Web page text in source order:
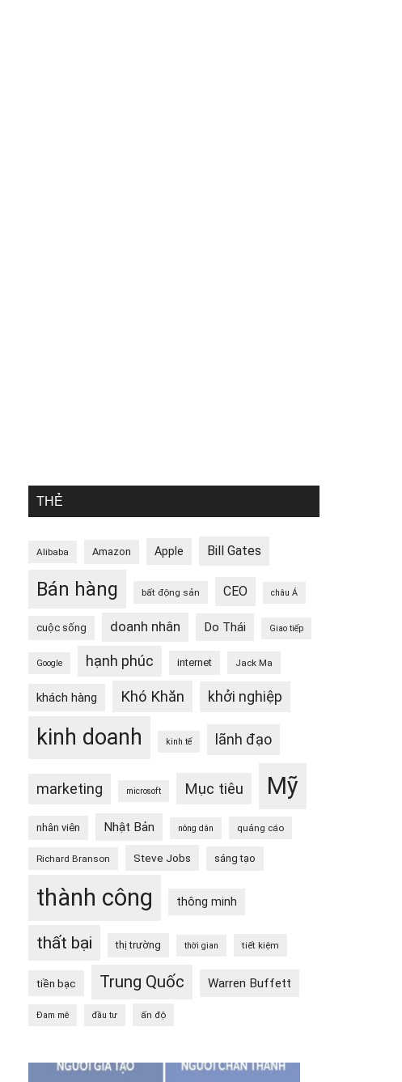
THẺ
Alibaba Amazon Apple Bill Gates
Bán hàng bất động sản CEO châu Á
cuộc sống doanh nhân Do Thái Giao tiếp
Google hạnh phúc internet Jack Ma
khách hàng Khó Khăn khởi nghiệp
kinh doanh kinh tế lãnh đạo
marketing microsoft Mục tiêu Mỹ
nhân viên Nhật Bản nông dân quảng cáo
Richard Branson Steve Jobs sáng tạo
thành công thông minh
thất bại thị trường thời gian tiết kiệm
tiền bạc Trung Quốc Warren Buffett
Đam mê đầu tư ấn độ